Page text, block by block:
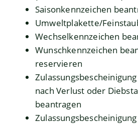
Saisonkennzeichen
Umweltplakette/
Wechselkennzeichen
Wunschkennzeichen
reservieren
nach Verlust oder
beantragen